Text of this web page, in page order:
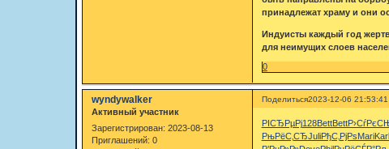
принадлежат храму и они
Индуисты каждый год
для неимущих слоев
0
Поделиться2023-12-06 21:53:41
wyndywalker
Активный участник
Зарегистрирован: 2023-08-13
Приглашений: 0
РІСЂРµРј128BettBett
РњРёС‚СЂJuliРђС‚РјРѕMariKarl